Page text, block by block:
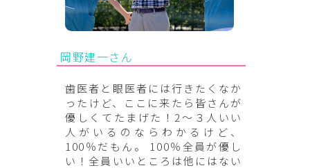
岡野建一さん
歯医者と眼医者には行きたくなか
ったけど、ここに来たら皆さんが
優しくてたまげた！2～３人いい
人がいるのならわかるけど、
100％だもん。 100％全員が優し
い！全員いいところは他にはない